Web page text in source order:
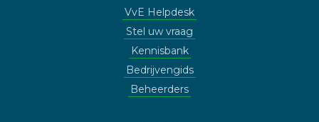
VvE Helpdesk
Stel uw vraag
Kennisbank
Bedrijvengids
Beheerders